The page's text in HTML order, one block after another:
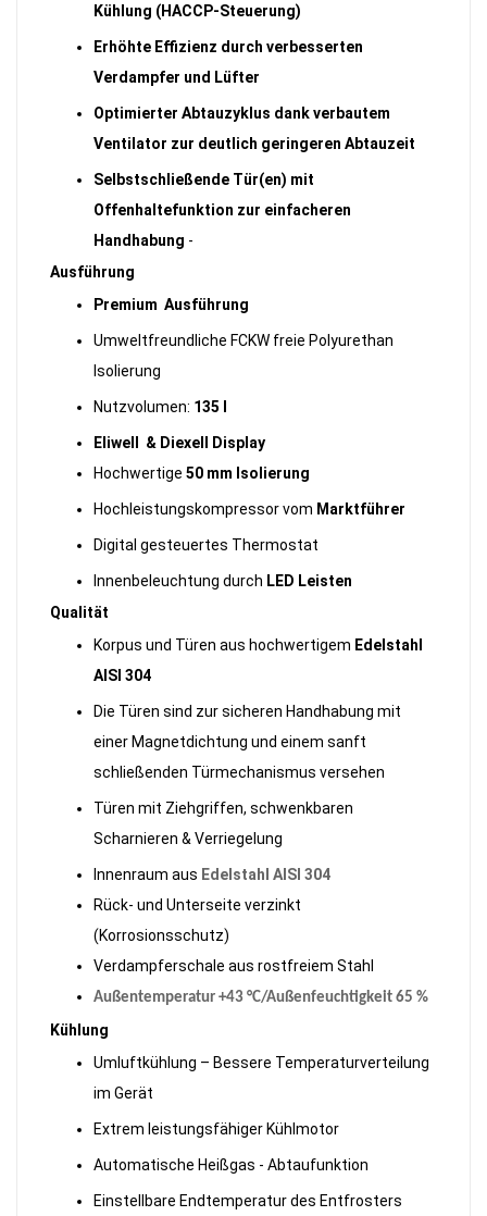
Kühlung (HACCP-Steuerung)
Erhöhte Effizienz durch verbesserten
Verdampfer und Lüfter
Optimierter Abtauzyklus dank verbautem
Ventilator zur deutlich geringeren Abtauzeit
Selbstschließende Tür(en) mit
Offenhaltefunktion zur einfacheren
Handhabung -
Ausführung
Premium Ausführung
Umweltfreundliche FCKW freie Polyurethan
Isolierung
Nutzvolumen: 135 l
Eliwell & Diexell Display
Hochwertige 50 mm Isolierung
Hochleistungskompressor vom Marktführer
Digital gesteuertes Thermostat
Innenbeleuchtung durch LED Leisten
Qualität
Korpus und Türen aus hochwertigem Edelstahl
AISI 304
Die Türen sind zur sicheren Handhabung mit
einer Magnetdichtung und einem sanft
schließenden Türmechanismus versehen
Türen mit Ziehgriffen, schwenkbaren
Scharnieren & Verriegelung
Innenraum aus Edelstahl AISI 304
Rück- und Unterseite verzinkt
(Korrosionsschutz)
Verdampferschale aus rostfreiem Stahl
Außentemperatur +43 °C/Außenfeuchtigkeit 65 %
Kühlung
Umluftkühlung – Bessere Temperaturverteilung
im Gerät
Extrem leistungsfähiger Kühlmotor
Automatische Heißgas - Abtaufunktion
Einstellbare Endtemperatur des Entfrosters